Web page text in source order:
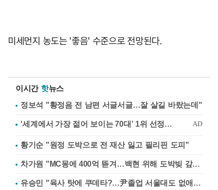
미세먼지 농도는 '좋음' 수준으로 전망된다.
이시간 핫뉴스
정보석 "황정음 전 남편 서글서글…잘 살길 바랐는데"
황기순 "원정 도박으로 전 재산 잃고 필리핀 도피"
차가원 "MC몽에 400억 뜯겨…백현 위해 도박빚 갚아줘"
유승민 "육사 탓에 쿠데타?…尹졸업 서울대도 없애나"